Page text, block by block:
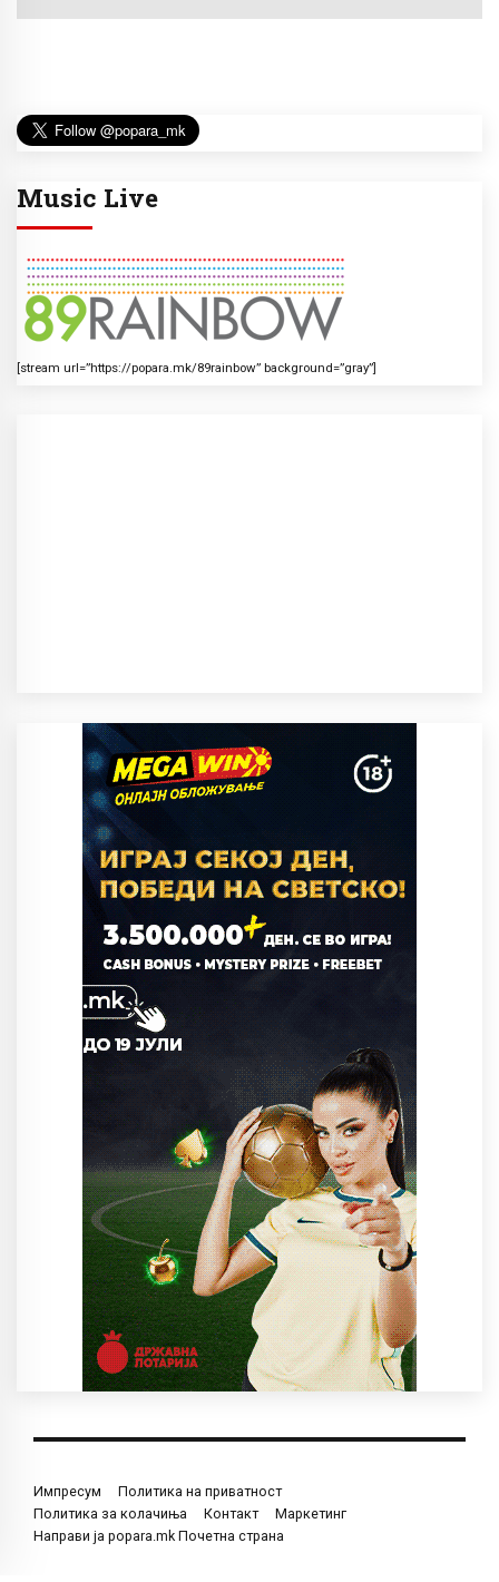
Music Live
[stream url=”https://popara.mk/89rainbow” background=”gray”]
Импресум
Политика на приватност
Политика за колачиња
Контакт
Маркетинг
Направи ја popara.mk Почетна страна